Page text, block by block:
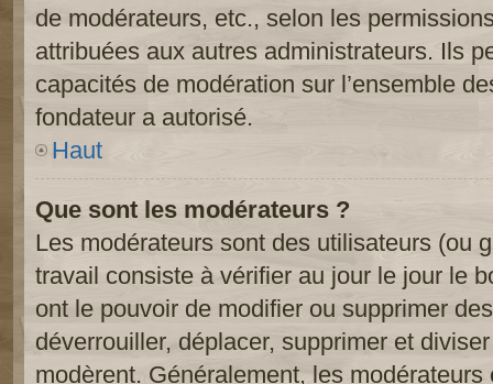
de modérateurs, etc., selon les
attribuées aux autres administrateurs. Ils
capacités de modération sur l’ensemble
fondateur a autorisé.
Haut
Que sont les modérateurs ?
Les modérateurs sont des utilisateurs (ou
travail consiste à vérifier au jour le jour le
ont le pouvoir de modifier ou supprimer
déverrouiller, déplacer, supprimer et
modèrent. Généralement, les